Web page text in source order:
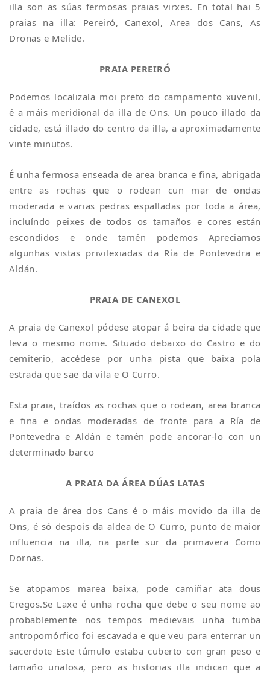
illa son as súas fermosas praias virxes. En total hai 5
praias na illa: Pereiró, Canexol, Area dos Cans, As
Dronas e Melide.
PRAIA PEREIRÓ
Podemos localizala moi preto do campamento xuvenil,
é a máis meridional da illa de Ons. Un pouco illado da
cidade, está illado do centro da illa, a aproximadamente
vinte minutos.
É unha fermosa enseada de area branca e fina, abrigada
entre as rochas que o rodean cun mar de ondas
moderada e varias pedras espalladas por toda a área,
incluíndo peixes de todos os tamaños e cores están
escondidos e onde tamén podemos Apreciamos
algunhas vistas privilexiadas da Ría de Pontevedra e
Aldán.
PRAIA DE CANEXOL
A praia de Canexol pódese atopar á beira da cidade que
leva o mesmo nome. Situado debaixo do Castro e do
cemiterio, accédese por unha pista que baixa pola
estrada que sae da vila e O Curro.
Esta praia, traídos as rochas que o rodean, area branca
e fina e ondas moderadas de fronte para a Ría de
Pontevedra e Aldán e tamén pode ancorar-lo con un
determinado barco
A PRAIA DA ÁREA DÚAS LATAS
A praia de área dos Cans é o máis movido da illa de
Ons, é só despois da aldea de O Curro, punto de maior
influencia na illa, na parte sur da primavera Como
Dornas.
Se atopamos marea baixa, pode camiñar ata dous
Cregos.Se Laxe é unha rocha que debe o seu nome ao
probablemente nos tempos medievais unha tumba
antropomórfico foi escavada e que veu para enterrar un
sacerdote Este túmulo estaba cuberto con gran peso e
tamaño unalosa, pero as historias illa indican que a